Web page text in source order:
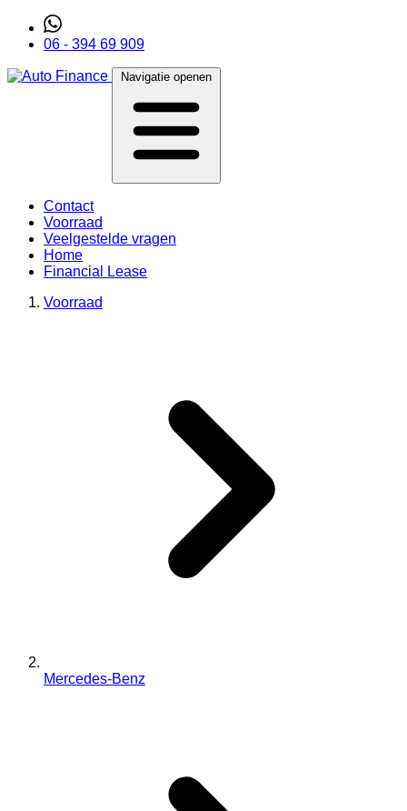
06 - 394 69 909
Navigatie openen
Contact
Voorraad
Veelgestelde vragen
Home
Financial Lease
Voorraad
Mercedes-Benz